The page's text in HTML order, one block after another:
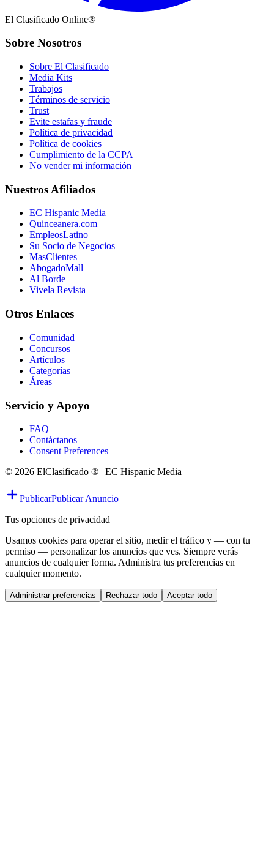
El Clasificado Online®
Sobre Nosotros
Sobre El Clasificado
Media Kits
Trabajos
Términos de servicio
Trust
Evite estafas y fraude
Política de privacidad
Política de cookies
Cumplimiento de la CCPA
No vender mi información
Nuestros Afiliados
EC Hispanic Media
Quinceanera.com
EmpleosLatino
Su Socio de Negocios
MasClientes
AbogadoMall
Al Borde
Vivela Revista
Otros Enlaces
Comunidad
Concursos
Artículos
Categorías
Áreas
Servicio y Apoyo
FAQ
Contáctanos
Consent Preferences
© 2026 ElClasificado ® | EC Hispanic Media
PublicarPublicar Anuncio
Tus opciones de privacidad
Usamos cookies para operar el sitio, medir el tráfico y — con tu
permiso — personalizar los anuncios que ves. Siempre verás
anuncios de cualquier forma. Administra tus preferencias en
cualquier momento.
Administrar preferencias Rechazar todo Aceptar todo